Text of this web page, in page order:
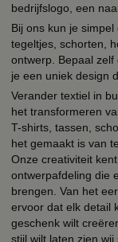
bedrijfslogo, een
Bij ons kun je
tegeltjes, schorten,
ontwerp. Bepaal
je een uniek design
Verander textiel in
het transformeren
T-shirts, tassen,
het gemaakt is van
Onze creativiteit
ontwerpafdeling die
brengen. Van het
ervoor dat elk detail
geschenk wilt
stijl wilt laten zien